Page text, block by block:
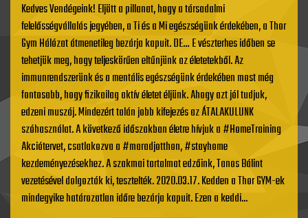
Kedves Vendégeink! Eljött a pillanat, hogy a társadalmi
felelősségvállalás jegyében, a Ti és a Mi egészségünk érdekében, a Thor
Gym Hálózat átmenetileg bezárja kapuit. DE… E vészterhes időben se
tehetjük meg, hogy teljeskörűen eltűnjünk az életetekből. Az
immunrendszerünk és a mentális egészségünk érdekében most még
fontosabb, hogy fizikailag aktív életet éljünk. Ahogy azt jól tudjuk,
edzeni muszáj. Mindezért talán jobb kifejezés az ÁTALAKULUNK
szóhasználat. A következő időszakban életre hívjuk a #HomeTraining
Akciótervet, csatlakozva a #maradjotthon, #stayhome
kezdeményezésekhez. A szakmai tartalmat edzőink, Tanos Bálint
vezetésével dolgozták ki, tesztelték. 2020.03.17. Kedden a Thor GYM-ek
mindegyike határozatlan időre bezárja kapuit. Ezen a keddi...